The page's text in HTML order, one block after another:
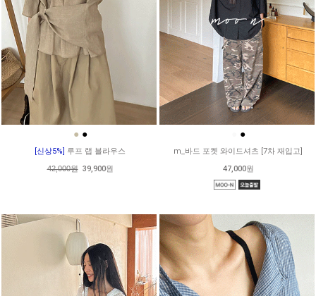
● ●
[신상5%] 루프 랩 블라우스
42,000원 39,900원
●
m_바드 포켓 와이드셔츠 [7차 재입고]
47,000원